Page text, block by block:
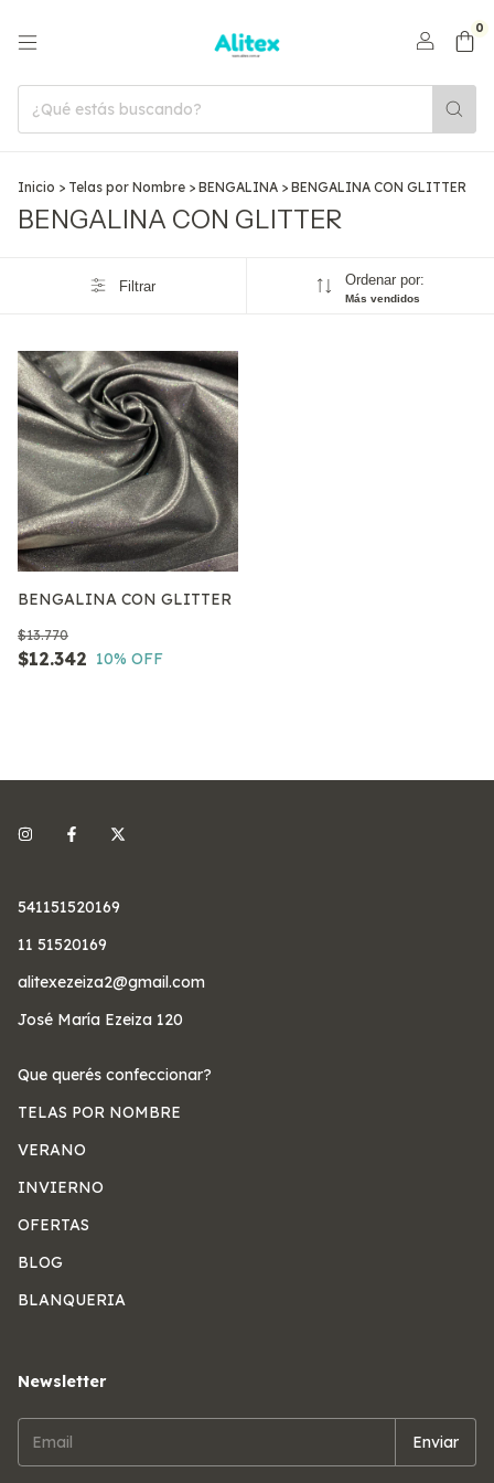
0
Inicio > Telas por Nombre > BENGALINA > BENGALINA CON GLITTER
BENGALINA CON GLITTER
Filtrar Ordenar por:
Más vendidos
BENGALINA CON GLITTER
$12.342
$13.770
10% OFF
541151520169
11 51520169
alitexezeiza2@gmail.com
José María Ezeiza 120
Que querés confeccionar?
TELAS POR NOMBRE
VERANO
INVIERNO
OFERTAS
BLOG
BLANQUERIA
Newsletter